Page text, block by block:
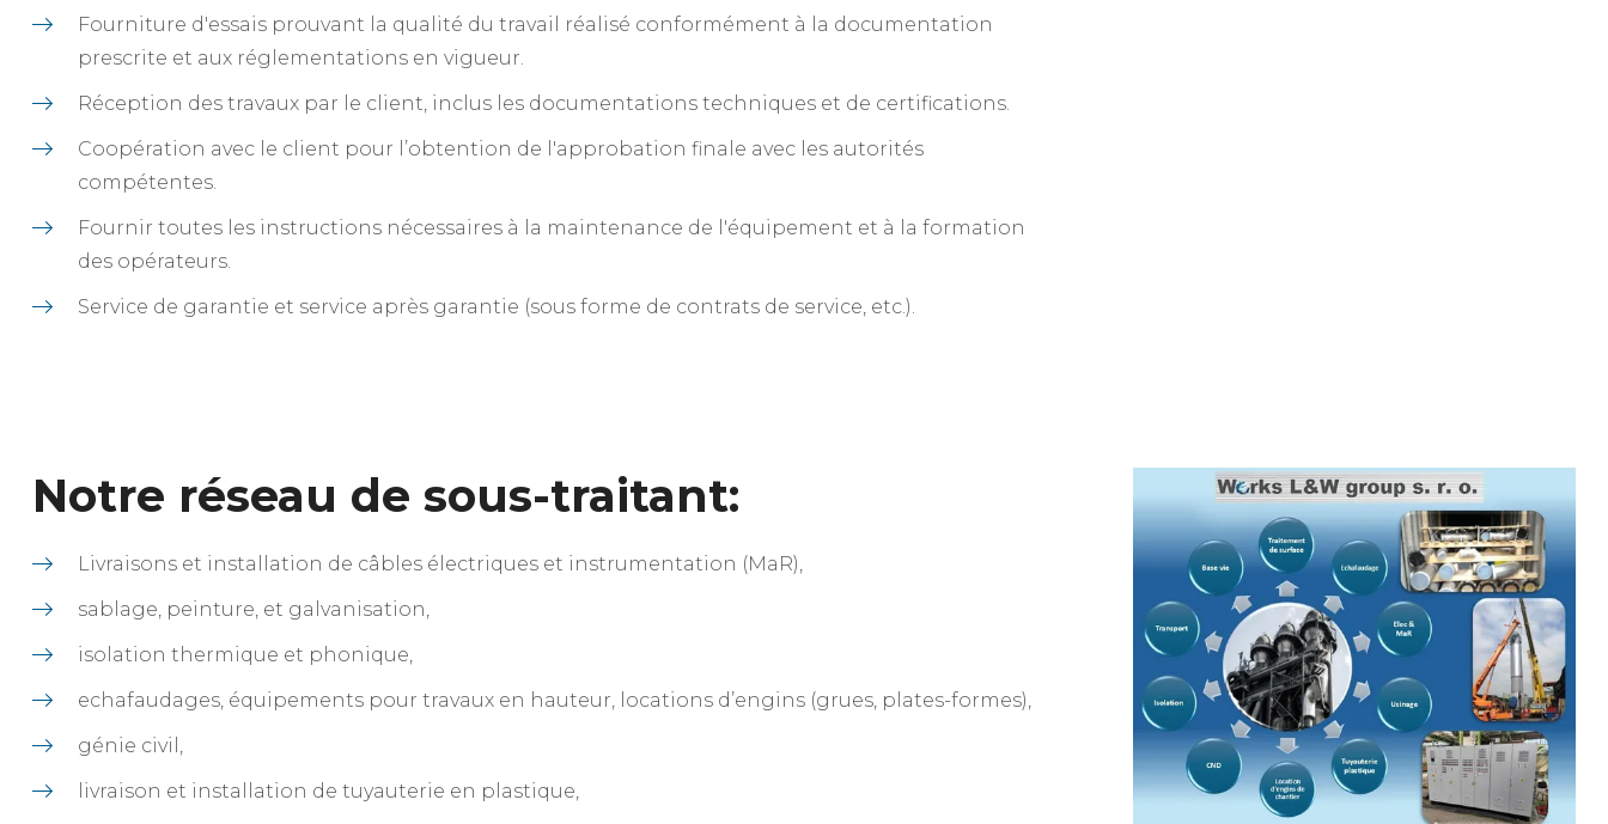
Fourniture d'essais prouvant la qualité du travail réalisé conformément à la documentation
prescrite et aux réglementations en vigueur.
Réception des travaux par le client, inclus les documentations techniques et de certifications.
Coopération avec le client pour l’obtention de l'approbation finale avec les autorités
compétentes.
Fournir toutes les instructions nécessaires à la maintenance de l'équipement et à la formation
des opérateurs.
Service de garantie et service après garantie (sous forme de contrats de service, etc.).
Notre réseau de sous-traitant:
Livraisons et installation de câbles électriques et instrumentation (MaR),
sablage, peinture, et galvanisation,
isolation thermique et phonique,
echafaudages, équipements pour travaux en hauteur, locations d’engins (grues, plates-formes),
génie civil,
livraison et installation de tuyauterie en plastique,